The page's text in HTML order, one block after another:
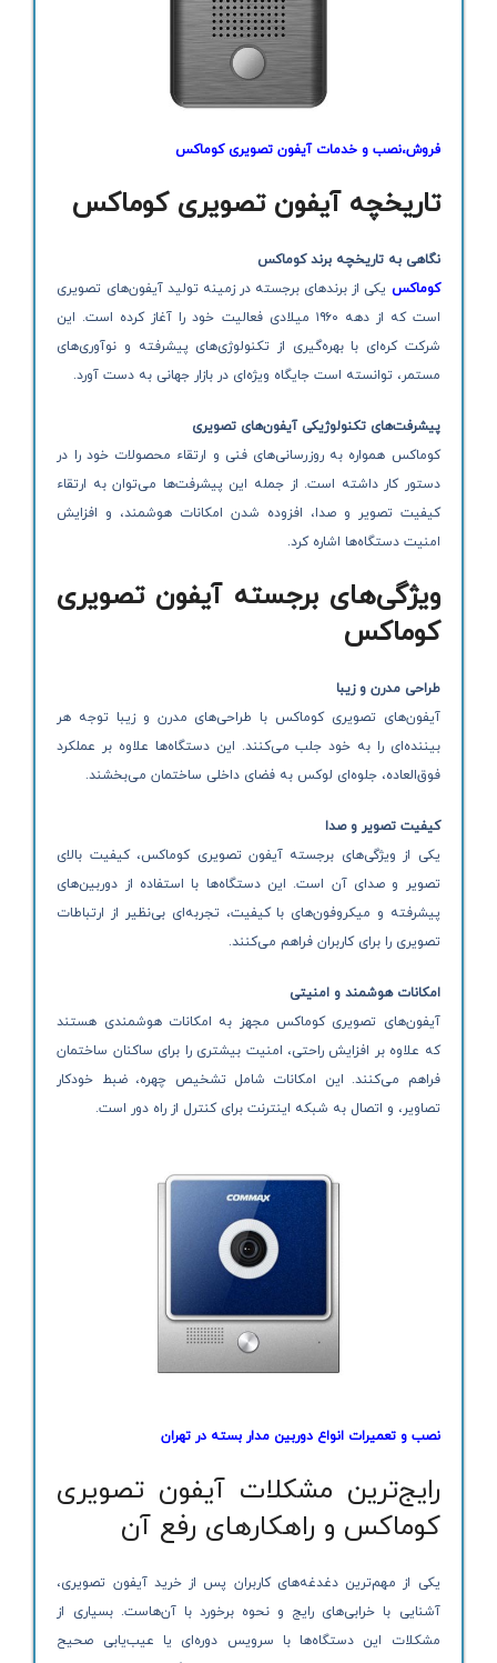
فروش،نصب و خدمات آیفون تصویری کوماکس
تاریخچه آیفون تصویری کوماکس
نگاهی به تاریخچه برند کوماکس
کوماکس یکی از برندهای برجسته در زمینه تولید آیفون‌های تصویری
است که از دهه ۱۹۶۰ میلادی فعالیت خود را آغاز کرده است. این
شرکت کره‌ای با بهره‌گیری از تکنولوژی‌های پیشرفته و نوآوری‌های
مستمر، توانسته است جایگاه ویژه‌ای در بازار جهانی به دست آورد.
پیشرفت‌های تکنولوژیکی آیفون‌های تصویری
کوماکس همواره به روزرسانی‌های فنی و ارتقاء محصولات خود را در
دستور کار داشته است. از جمله این پیشرفت‌ها می‌توان به ارتقاء
کیفیت تصویر و صدا، افزوده شدن امکانات هوشمند، و افزایش
امنیت دستگاه‌ها اشاره کرد.
ویژگی‌های برجسته آیفون تصویری
کوماکس
طراحی مدرن و زیبا
آیفون‌های تصویری کوماکس با طراحی‌های مدرن و زیبا توجه هر
بیننده‌ای را به خود جلب می‌کنند. این دستگاه‌ها علاوه بر عملکرد
فوق‌العاده، جلوه‌ای لوکس به فضای داخلی ساختمان می‌بخشند.
کیفیت تصویر و صدا
یکی از ویژگی‌های برجسته آیفون تصویری کوماکس، کیفیت بالای
تصویر و صدای آن است. این دستگاه‌ها با استفاده از دوربین‌های
پیشرفته و میکروفون‌های با کیفیت، تجربه‌ای بی‌نظیر از ارتباطات
تصویری را برای کاربران فراهم می‌کنند.
امکانات هوشمند و امنیتی
آیفون‌های تصویری کوماکس مجهز به امکانات هوشمندی هستند
که علاوه بر افزایش راحتی، امنیت بیشتری را برای ساکنان ساختمان
فراهم می‌کنند. این امکانات شامل تشخیص چهره، ضبط خودکار
تصاویر، و اتصال به شبکه اینترنت برای کنترل از راه دور است.
نصب و تعمیرات انواع دوربین مدار بسته در تهران
رایج‌ترین مشکلات آیفون تصویری
کوماکس و راهکارهای رفع آن
یکی از مهم‌ترین دغدغه‌های کاربران پس از خرید آیفون تصویری،
آشنایی با خرابی‌های رایج و نحوه برخورد با آن‌هاست. بسیاری از
مشکلات این دستگاه‌ها با سرویس دوره‌ای یا عیب‌یابی صحیح